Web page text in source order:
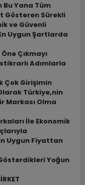
Bu Yana Tüm
Gösteren Sürekli
ve Güvenli
Uygun Şartlarda
Çıkmayı
Adımlarla
Çok Girişimin
Türkiye,nin
Markası Olma
İle Ekonomik
Uygun Fiyattan
Yoğun